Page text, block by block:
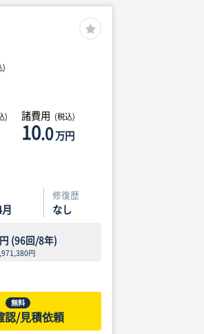
)
) 諸費用 (税込)
10.0万円
修復歴
なし
(96回/8年)
円
無料
認/見積依頼